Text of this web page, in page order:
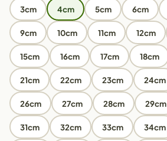
3cm 4cm 5cm 6cm
9cm 10cm 11cm 12cm
15cm 16cm 17cm 18cm
21cm 22cm 23cm 24cm
26cm 27cm 28cm 29cm
31cm 32cm 33cm 34cm